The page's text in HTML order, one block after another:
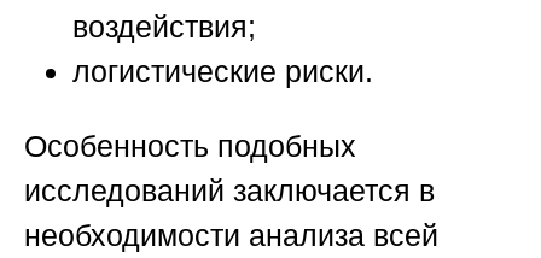
воздействия;
логистические риски.
Особенность подобных
исследований заключается в
необходимости анализа всей